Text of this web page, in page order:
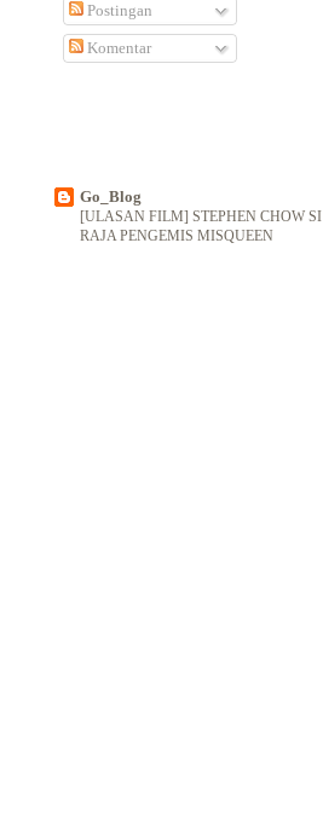
Postingan
Komentar
Go_Blog
[ULASAN FILM] STEPHEN CHOW SI
RAJA PENGEMIS MISQUEEN